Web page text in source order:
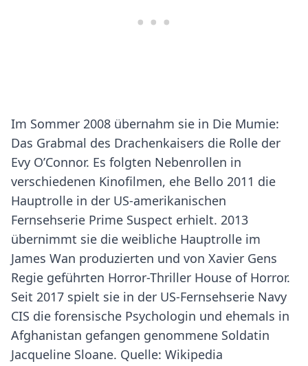
Im Sommer 2008 übernahm sie in Die Mumie:
Das Grabmal des Drachenkaisers die Rolle der
Evy O’Connor. Es folgten Nebenrollen in
verschiedenen Kinofilmen, ehe Bello 2011 die
Hauptrolle in der US-amerikanischen
Fernsehserie Prime Suspect erhielt. 2013
übernimmt sie die weibliche Hauptrolle im
James Wan produzierten und von Xavier Gens
Regie geführten Horror-Thriller House of Horror.
Seit 2017 spielt sie in der US-Fernsehserie Navy
CIS die forensische Psychologin und ehemals in
Afghanistan gefangen genommene Soldatin
Jacqueline Sloane. Quelle: Wikipedia